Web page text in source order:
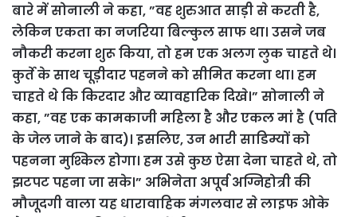
बारे में सोनाली ने कहा, ”वह शुरुआत साड़ी से करती है,
लेकिन एकता का नजरिया बिल्कुल साफ था। उसने जब
नौकरी करना शुरू किया, तो हम एक अलग लुक चाहते थे।
कुर्ते के साथ चूड़ीदार पहनने को सीमित करना था। हम
चाहते थे कि किरदार और व्यावहारिक दिखे।” सोनाली ने
कहा, ”वह एक कामकाजी महिला है और एकल मां है (पति
के जेल जाने के बाद)। इसलिए, उन भारी साडिम्यों को
पहनना मुश्किल होगा। हम उसे कुछ ऐसा देना चाहते थे, तो
झटपट पहना जा सके।” अभिनेता अपूर्व अग्निहोत्री की
मौजूदगी वाला यह धारावाहिक मंगलवार से लाइफ ओके